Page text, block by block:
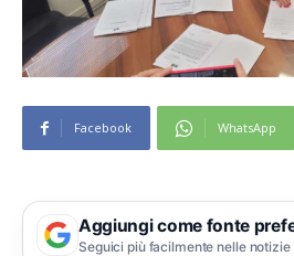
Facebook WhatsApp
Aggiungi come fonte
Seguici più facilmente nelle